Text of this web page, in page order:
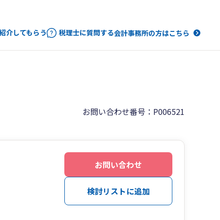
介してもらう 税理士に質問する会計事務所の方はこちら
お問い合わせ番号：P006521
お問い合わせ
検討リストに追加